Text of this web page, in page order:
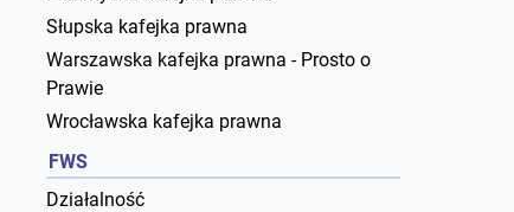
Słupska kafejka prawna
Warszawska kafejka prawna - Prosto o
Prawie
Wrocławska kafejka prawna
FWS
Działalność